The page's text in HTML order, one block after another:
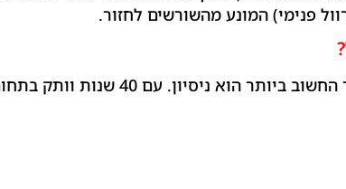
פנימי) המונע מהשורשים לחזור.
ניסיון. עם 40 שנות וותק בתחום,